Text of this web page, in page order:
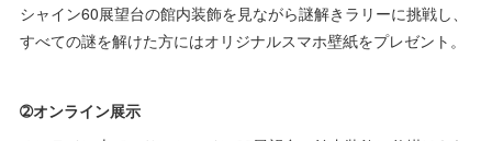
シャイン60展望台の館内装飾を見ながら謎解きラリーに挑戦し、
すべての謎を解けた方にはオリジナルスマホ壁紙をプレゼント。
➁オンライン展示